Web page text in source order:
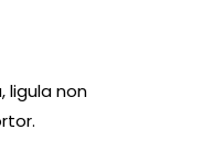
ligula non